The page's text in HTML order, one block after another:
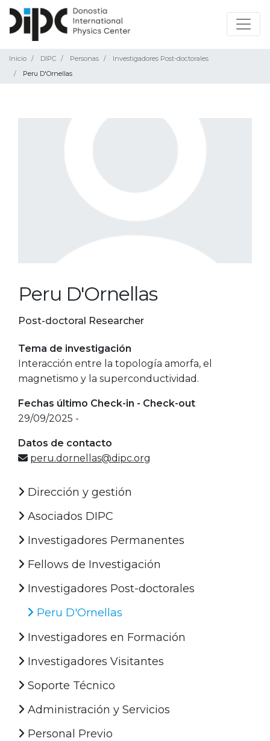
Inicio DIPC Personas
Investigadores Post-doctorales
Peru D'Ornellas
Peru D'Ornellas
Post-doctoral Researcher
Tema de investigación
Interacción entre la topología amorfa, el
magnetismo y la superconductividad.
Fechas último Check-in - Check-out
29/09/2025 -
Datos de contacto
peru.dornellas@dipc.org
Dirección y gestión
Asociados DIPC
Investigadores Permanentes
Fellows de Investigación
Investigadores Post-doctorales
Peru D'Ornellas
Investigadores en Formación
Investigadores Visitantes
Soporte Técnico
Administración y Servicios
Personal Previo